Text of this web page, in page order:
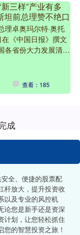
三样”产业有多
坦前总理赞不绝口
理卓奥玛尔特·奥托
《中国日报》撰文
各省份大力发展清洁
惊叹的成就。在此
清洁....
查看：185
成
全、便捷的股票配
杆放大，提升投资收
以及专业的风控机
论您是新手还是资深
计划，让您轻松抓住
的智慧投资之旅！